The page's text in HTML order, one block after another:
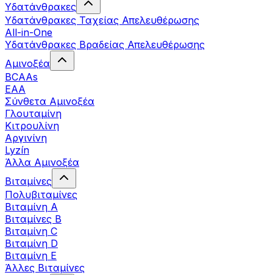
Υδατάνθρακες
Υδατάνθρακες Ταχείας Απελευθέρωσης
All-in-One
Υδατάνθρακες Βραδείας Απελευθέρωσης
Αμινοξέα
BCAAs
EAA
Σύνθετα Αμινοξέα
Γλουταμίνη
Κιτρουλίνη
Αργινίνη
Lyzín
Άλλα Αμινοξέα
Βιταμίνες
Πολυβιταμίνες
Βιταμίνη Α
Βιταμίνες Β
Βιταμίνη C
Βιταμίνη D
Βιταμίνη Ε
Άλλες Βιταμίνες